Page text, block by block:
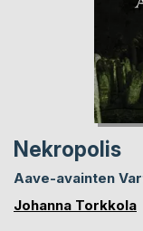
Nekropolis
Aave-avainten
Johanna Torkkola